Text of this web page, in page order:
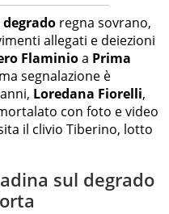
degrado regna sovrano,
allegati e deiezioni
Flaminioa Prima
segnalazione è
Loredana Fiorelli,
con foto e video
il clivio Tiberino, lotto
sul degrado